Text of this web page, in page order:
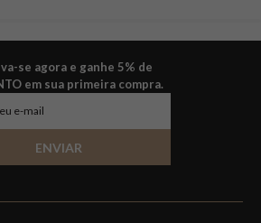
se agora e ganhe 5% de
em sua primeira compra.
ENVIAR